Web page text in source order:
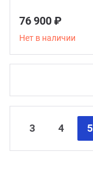
76 900 ₽
Нет в наличии
3 4 5